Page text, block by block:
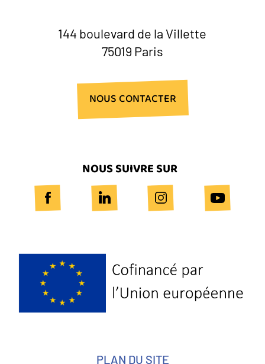
NOUS CONTACTER
144 boulevard de la Villette
75019 Paris
NOUS SUIVRE SUR
Logo
Europe
PLAN DU SITE